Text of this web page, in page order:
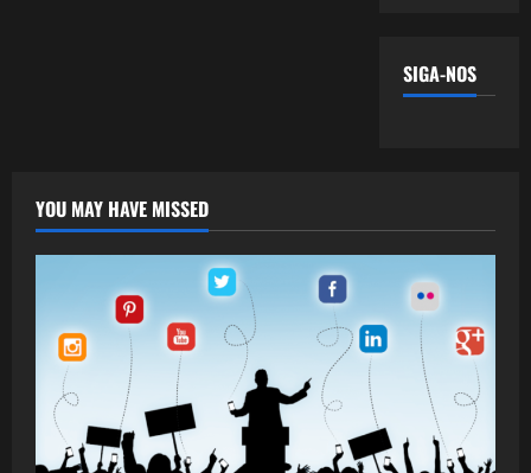
SIGA-NOS
YOU MAY HAVE MISSED